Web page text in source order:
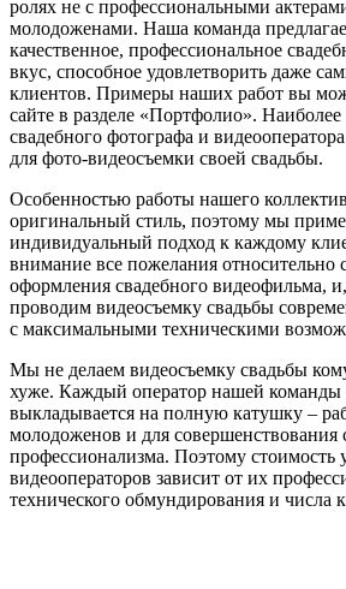
ролях не с профессиональными
молодоженами. Наша команда
качественное, профессиональное
вкус, способное удовлетворить даже
клиентов. Примеры наших работ вы
сайте в разделе «Портфолио».
свадебного фотографа и
для фото-видеосъемки своей свадьбы.
Особенностью работы нашего
оригинальный стиль, поэтому мы
индивидуальный подход к каждому
внимание все пожелания относительно
оформления свадебного видеофильма,
проводим видеосъемку свадьбы
с максимальными техническими
Мы не делаем видеосъемку свадьбы
хуже. Каждый оператор нашей команды
выкладывается на полную катушку –
молодоженов и для совершенствования
профессионализма. Поэтому стоимость
видеооператоров зависит от их
технического обмундирования и числа